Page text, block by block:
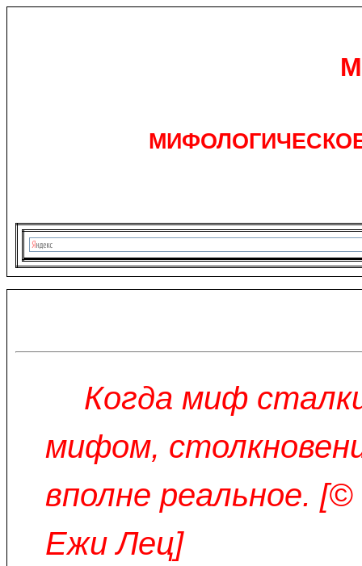
Когда миф
мифом,
вполне реальное.
Ежи Лец]